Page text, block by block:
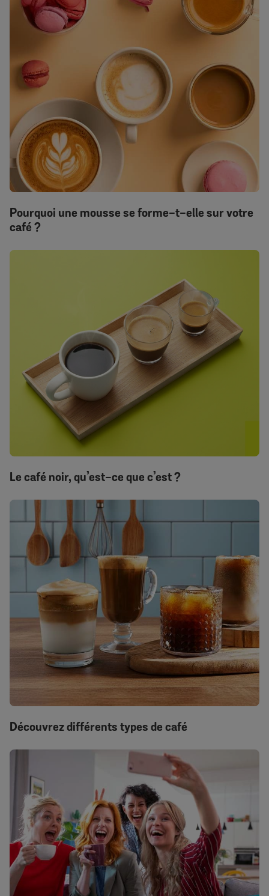
Pourquoi une mousse se forme-t-elle sur votre
café ?
Le café noir, qu’est-ce que c’est ?
Découvrez différents types de café